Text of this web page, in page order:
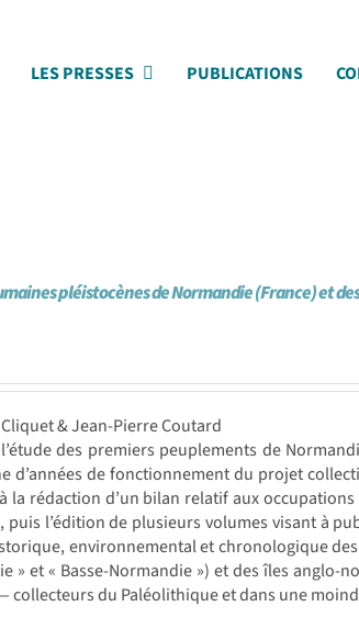
LES PRESSES PUBLICATIONS
pléistocènes de Normandie (France) et
& Jean-Pierre Coutard
des premiers peuplements de
d’années de fonctionnement du projet
la rédaction d’un bilan relatif aux
l’édition de plusieurs volumes visant à
environnemental et chronologique
» et « Basse-Normandie ») et des îles anglo-
collecteurs du Paléolithique et dans une